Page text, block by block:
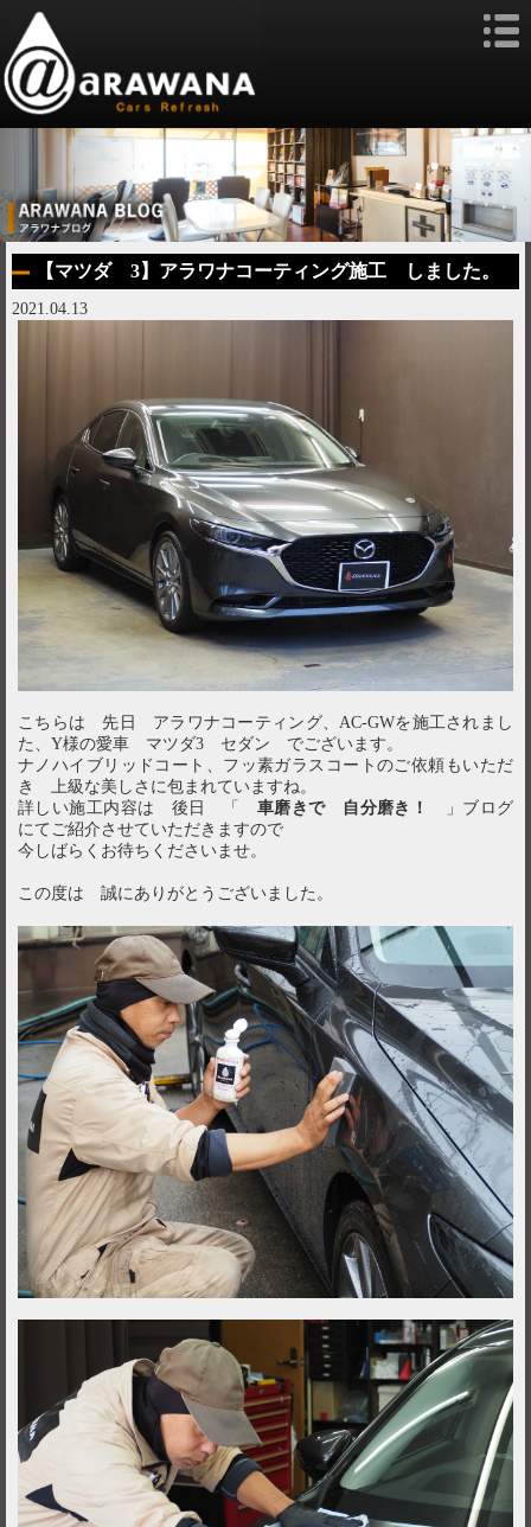
【マツダ 3】アラワナコーティング施工 しました。
2021.04.13
こちらは 先日 アラワナコーティング、AC-GWを施工されまし
た、Y様の愛車 マツダ3 セダン でございます。
ナノハイブリッドコート、フッ素ガラスコートのご依頼もいただ
き 上級な美しさに包まれていますね。
詳しい施工内容は 後日 「 車磨きで 自分磨き！
」ブログ
にてご紹介させていただきますので
今しばらくお待ちくださいませ。
この度は 誠にありがとうございました。